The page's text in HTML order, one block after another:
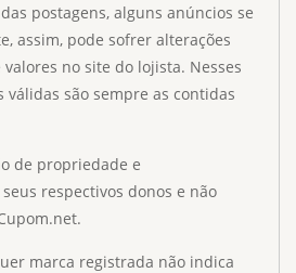
postagens, alguns anúncios se
assim, pode sofrer alterações
no site do lojista. Nesses
válidas são sempre as contidas
de propriedade e
respectivos donos e não
marca registrada não indica